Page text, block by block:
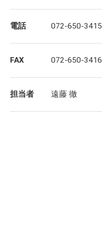
電話 072-650-3415
FAX 072-650-3416
担当者 遠藤 徹